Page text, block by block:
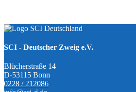
SCI - Deutscher Zweig e.V.
Blücherstraße 14
D-53115 Bonn
0228 / 212086